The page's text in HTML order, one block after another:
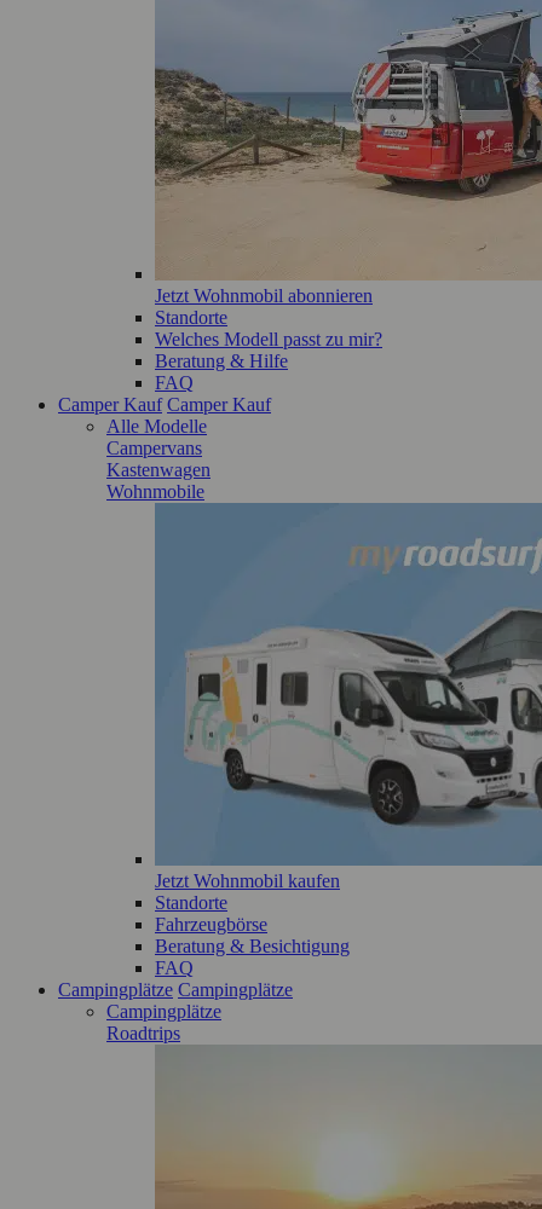
Jetzt Wohnmobil abonnieren
Standorte
Welches Modell passt zu mir?
Beratung & Hilfe
FAQ
Camper Kauf Camper Kauf
Alle Modelle
Campervans
Kastenwagen
Wohnmobile
Jetzt Wohnmobil kaufen
Standorte
Fahrzeugbörse
Beratung & Besichtigung
FAQ
Campingplätze Campingplätze
Campingplätze
Roadtrips